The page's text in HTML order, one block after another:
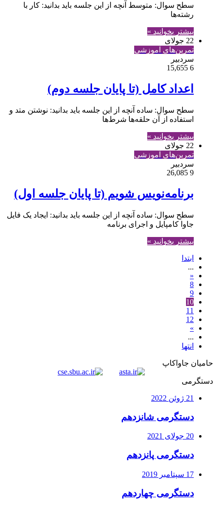
سطح سوال: متوسط آنچه از این جلسه باید بدانید: کار با
رشته‌ها
بیشتر بخوانید »
22 جولای
تمرین‌های آموزشی
سردبیر
6
اعداد کامل (تا پایان جلسه دوم)
سطح سوال: ساده آنچه از این جلسه باید بدانید: نوشتن متد و
استفاده از آن حلقه‌ها شرط‌ها
بیشتر بخوانید »
22 جولای
تمرین‌های آموزشی
سردبیر
9
برنامه‌نویس شویم (تا پایان جلسه اول)
سطح سوال: ساده آنچه از این جلسه باید بدانید: ایجاد یک فایل
جاوا کامپایل و اجرای برنامه
بیشتر بخوانید »
ابتدا
...
«
8
9
10
11
12
»
...
انتها
حامیان جاواکاپ
دستگرمی
21 ژوئن 2022
دستگرمی شانزدهم
20 جولای 2021
دستگرمی پانزدهم
17 سپتامبر 2019
دستگرمی چهاردهم